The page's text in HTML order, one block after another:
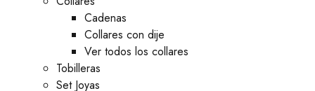
Cadenas
Collares con dije
Ver todos los collares
Tobilleras
Set Joyas